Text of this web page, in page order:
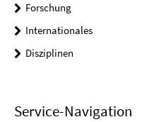
Forschung
Internationales
Disziplinen
Service-Navigation